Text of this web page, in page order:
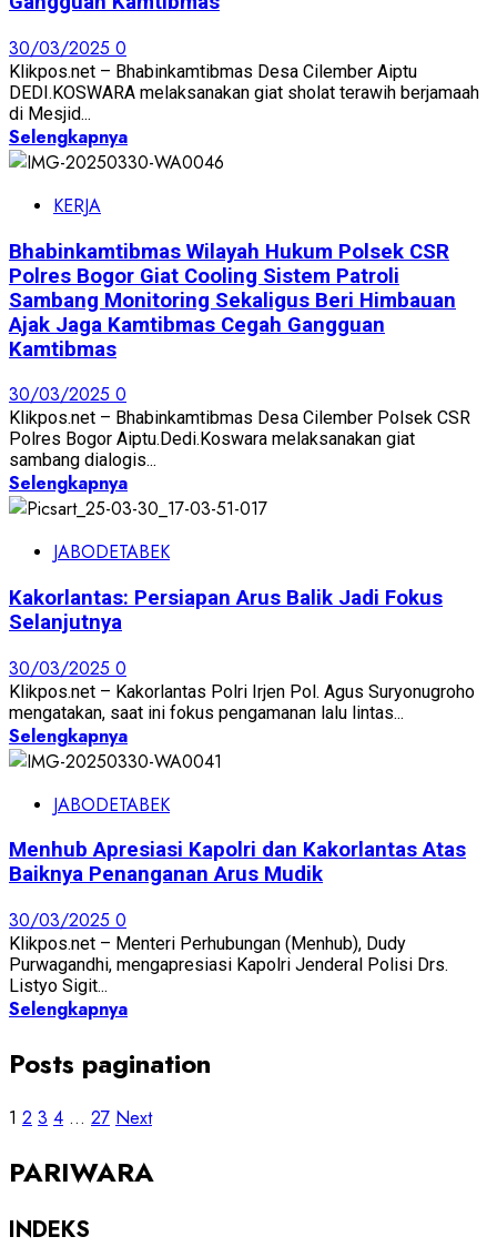
30/03/2025 0
Klikpos.net – Bhabinkamtibmas Desa Cilember Aiptu
DEDI.KOSWARA melaksanakan giat sholat terawih berjamaah
di Mesjid...
Selengkapnya
KERJA
Bhabinkamtibmas Wilayah Hukum Polsek CSR
Polres Bogor Giat Cooling Sistem Patroli
Sambang Monitoring Sekaligus Beri Himbauan
Ajak Jaga Kamtibmas Cegah Gangguan
Kamtibmas
30/03/2025 0
Klikpos.net – Bhabinkamtibmas Desa Cilember Polsek CSR
Polres Bogor Aiptu.Dedi.Koswara melaksanakan giat
sambang dialogis...
Selengkapnya
JABODETABEK
Kakorlantas: Persiapan Arus Balik Jadi Fokus
Selanjutnya
30/03/2025 0
Klikpos.net – Kakorlantas Polri Irjen Pol. Agus Suryonugroho
mengatakan, saat ini fokus pengamanan lalu lintas...
Selengkapnya
JABODETABEK
Menhub Apresiasi Kapolri dan Kakorlantas Atas
Baiknya Penanganan Arus Mudik
30/03/2025 0
Klikpos.net – Menteri Perhubungan (Menhub), Dudy
Purwagandhi, mengapresiasi Kapolri Jenderal Polisi Drs.
Listyo Sigit...
Selengkapnya
Posts pagination
1 2 3 4 … 27 Next
PARIWARA
INDEKS